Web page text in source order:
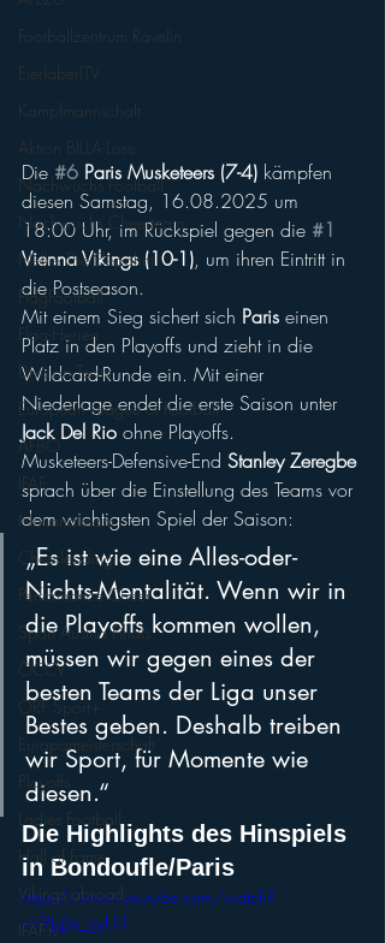
Footballzentrum Ravelin
EierlaberlTV
Kampfmannschaft
Aktion BILLA-Lose
Nachwuchs Football
Nachwuchs Cheerteam
Nellie The Elepahnt
FlagFootball
Flag-Herren
Division Team
European League of Football
AFBÖ
IFAF
Nationalteam
Cheerleading
Performance Cheer
Sport Austria Finals
ÖCCV
ORF Sport+
Europameisterschaft
Playoffs
Ladies Football
Hall of Fame
Vikings abroad
IFAF.tv
Die #6 Paris Musketeers (7-4) kämpfen
diesen Samstag, 16.08.2025 um
18:00 Uhr, im Rückspiel gegen die #1
Vienna Vikings (10-1), um ihren Eintritt in
die Postseason.
Mit einem Sieg sichert sich Paris einen
Platz in den Playoffs und zieht in die
Wildcard-Runde ein. Mit einer
Niederlage endet die erste Saison unter
Jack Del Rio ohne Playoffs.
Musketeers-Defensive-End Stanley Zeregbe
sprach über die Einstellung des Teams vor
dem wichtigsten Spiel der Saison:
„Es ist wie eine Alles-oder-
Nichts-Mentalität. Wenn wir in
die Playoffs kommen wollen,
müssen wir gegen eines der
besten Teams der Liga unser
Bestes geben. Deshalb treiben
wir Sport, für Momente wie
diesen.“
Die Highlights des Hinspiels
in Bondoufle/Paris
https://www.youtube.com/watch?
v=9jgJJe_gyUU